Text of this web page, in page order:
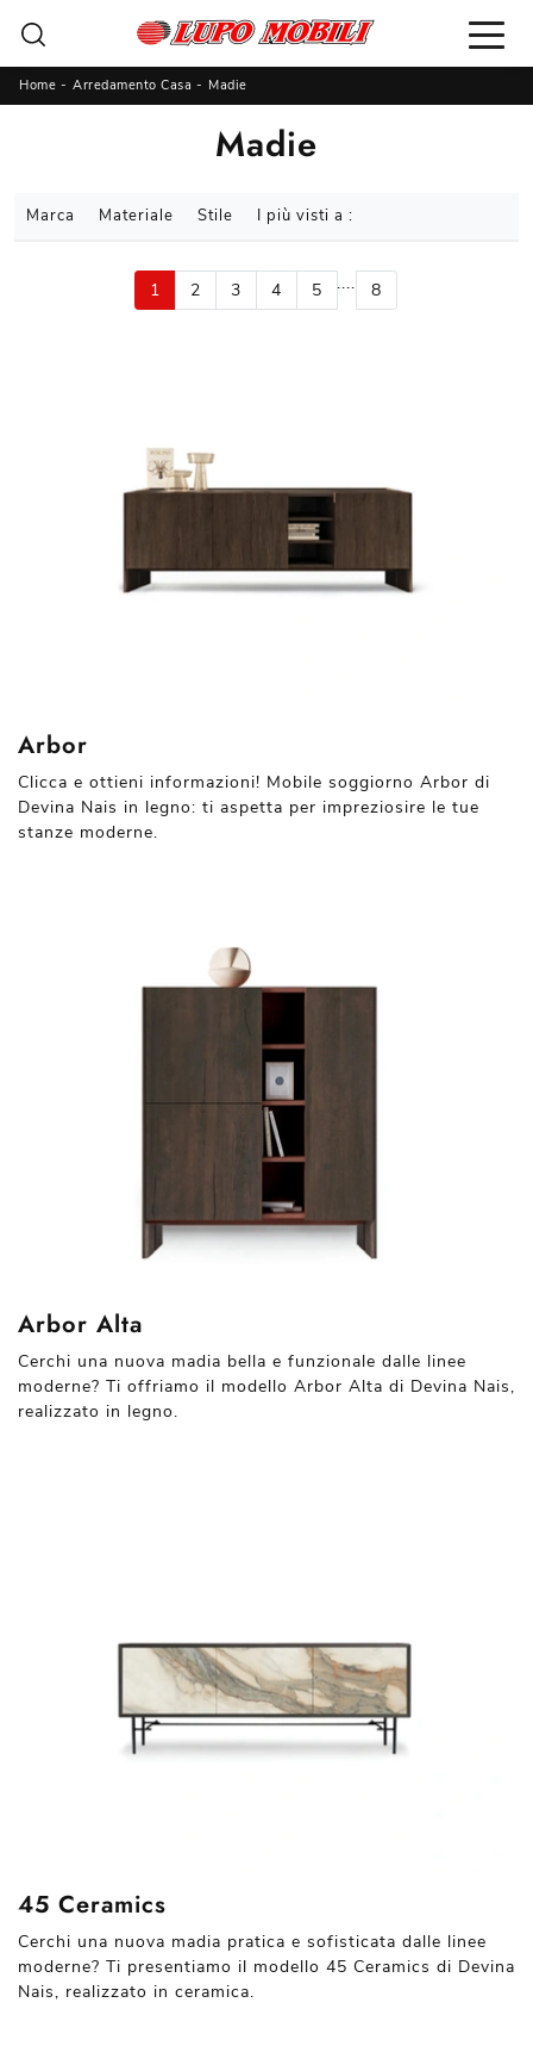
Home - Arredamento Casa - Madie
Madie
Marca Materiale Stile I più visti a :
1 2 3 4 5 .... 8
Arbor
Clicca e ottieni informazioni! Mobile soggiorno Arbor di
Devina Nais in legno: ti aspetta per impreziosire le tue
stanze moderne.
Arbor Alta
Cerchi una nuova madia bella e funzionale dalle linee
moderne? Ti offriamo il modello Arbor Alta di Devina Nais,
realizzato in legno.
45 Ceramics
Cerchi una nuova madia pratica e sofisticata dalle linee
moderne? Ti presentiamo il modello 45 Ceramics di Devina
Nais, realizzato in ceramica.